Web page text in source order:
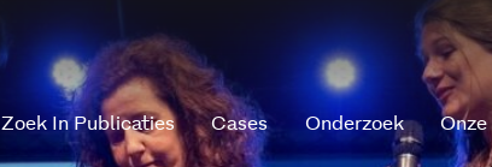
Zoek In Publicaties Cases Onderzoek Onze